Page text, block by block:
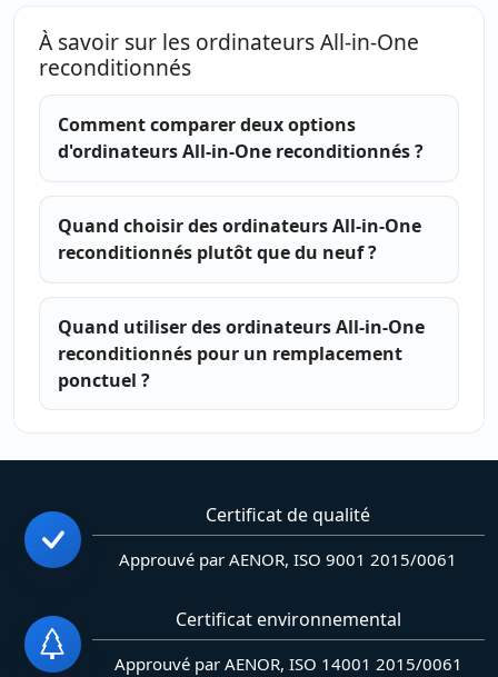
À savoir sur les ordinateurs All-in-One
reconditionnés
Comment comparer deux options
d'ordinateurs All-in-One reconditionnés ?
Quand choisir des ordinateurs All-in-One
reconditionnés plutôt que du neuf ?
Quand utiliser des ordinateurs All-in-One
reconditionnés pour un remplacement
ponctuel ?
Certificat de qualité
Approuvé par AENOR, ISO 9001 2015/0061
Certificat environnemental
Approuvé par AENOR, ISO 14001 2015/0061